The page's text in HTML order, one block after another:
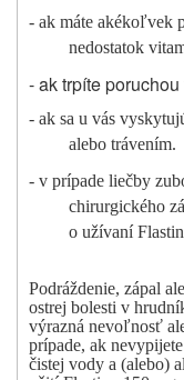
- ak máte akékoľvek
nedostatok
- ak trpíte
- ak sa u vás
alebo trávením.
- v prípade liečby
chirurgického
o užívaní
Podráždenie, zápal
ostrej bolesti v
výrazná nevoľnosť
prípade, ak
čistej vody a (alebo)